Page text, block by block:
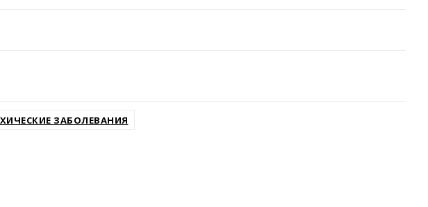
ЗАБОЛЕВАНИЯ